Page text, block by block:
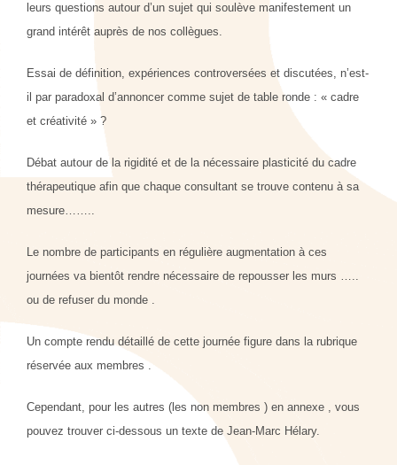
leurs questions autour d’un sujet qui soulève manifestement un
grand intérêt auprès de nos collègues.
Essai de définition, expériences controversées et discutées, n’est-
il par paradoxal d’annoncer comme sujet de table ronde : « cadre
et créativité » ?
Débat autour de la rigidité et de la nécessaire plasticité du cadre
thérapeutique afin que chaque consultant se trouve contenu à sa
mesure……..
Le nombre de participants en régulière augmentation à ces
journées va bientôt rendre nécessaire de repousser les murs …..
ou de refuser du monde .
Un compte rendu détaillé de cette journée figure dans la rubrique
réservée aux membres .
Cependant, pour les autres (les non membres ) en annexe , vous
pouvez trouver ci-dessous un texte de Jean-Marc Hélary.